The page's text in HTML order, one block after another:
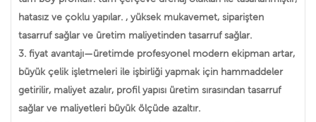
hatasız ve çoklu yapılar. , yüksek mukavemet, siparişten
tasarruf sağlar ve üretim maliyetinden tasarruf sağlar.
3. fiyat avantajı—üretimde profesyonel modern ekipman artar,
büyük çelik işletmeleri ile işbirliği yapmak için hammaddeler
getirilir, maliyet azalır, profil yapısı üretim sırasından tasarruf
sağlar ve maliyetleri büyük ölçüde azaltır.